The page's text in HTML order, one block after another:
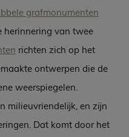
grafmonumenten
herinnering van twee
richten zich op het
ontwerpen die de
weerspiegelen.
milieuvriendelijk, en zijn
Dat komt door het